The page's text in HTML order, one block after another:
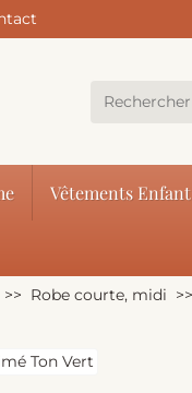
Vêtements Enfant
Robe courte, midi